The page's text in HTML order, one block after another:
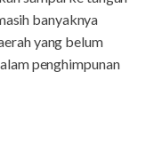
banyaknya
yang belum
penghimpunan